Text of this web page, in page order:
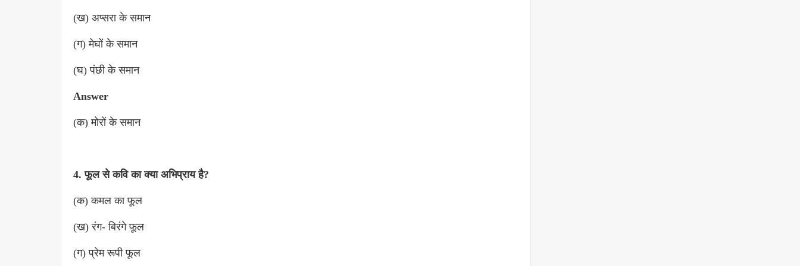
(ख) अप्सरा के समान
(ग) मेघों के समान
(घ) पंछी के समान
Answer
(क) मोरों के समान
4. फूल से कवि का क्या अभिप्राय है?
(क) कमल का फूल
(ख) रंग- बिरंगे फूल
(ग) प्रेम रूपी फूल